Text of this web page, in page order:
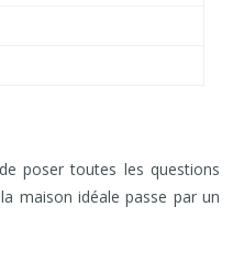
poser toutes les questions
maison idéale passe par un